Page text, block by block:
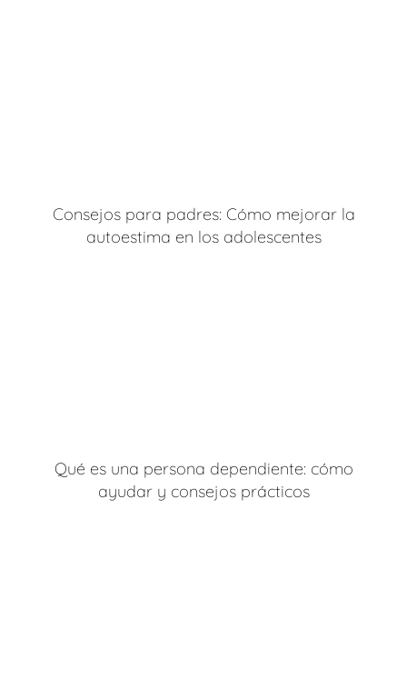
Consejos para padres: Cómo mejorar la
autoestima en los adolescentes
Qué es una persona dependiente: cómo
ayudar y consejos prácticos